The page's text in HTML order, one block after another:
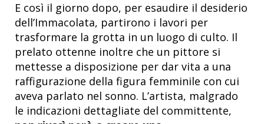
E così il giorno dopo, per esaudire il desiderio
dell’Immacolata, partirono i lavori per
trasformare la grotta in un luogo di culto. Il
prelato ottenne inoltre che un pittore si
mettesse a disposizione per dar vita a una
raffigurazione della figura femminile con cui
aveva parlato nel sonno. L’artista, malgrado
le indicazioni dettagliate del committente,